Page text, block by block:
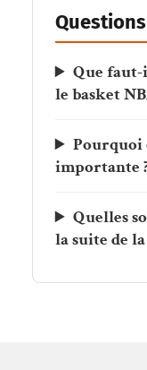
Que
le basket
Pourquoi
importante
Quelles
la suite de